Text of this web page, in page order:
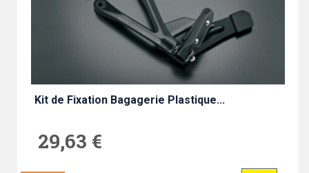
Kit de Fixation Bagagerie Plastique...
29,63 €